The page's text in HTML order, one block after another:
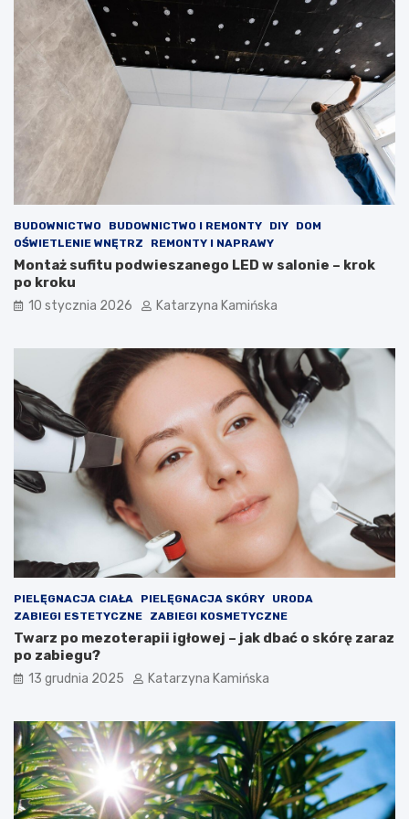
ą
ś
i
e
t
r
z
p
m
e
s
c
z
e
a
c
h
c
h
t
e
m
?
P
r
u
t
y
,
k
ó
r
e
r
t
o
s
p
o
ż
y
a
ć
BUDOWNICTWO BUDOWNICTWO I REMONTY DIY
DOM
OŚWIETLENIE WNĘTRZ
REMONTY I NAPRAWY
Montaż sufitu podwieszanego LED w salonie – krok
po kroku
10 stycznia 2026 Katarzyna Kamińska
PIELĘGNACJA CIAŁA PIELĘGNACJA SKÓRY
URODA
ZABIEGI ESTETYCZNE
ZABIEGI KOSMETYCZNE
Twarz po mezoterapii igłowej – jak dbać o skórę zaraz
po zabiegu?
13 grudnia 2025 Katarzyna Kamińska